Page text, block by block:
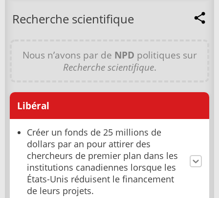
Recherche scientifique
Nous n’avons par de NPD politiques sur
Recherche scientifique.
Libéral
Créer un fonds de 25 millions de
dollars par an pour attirer des
chercheurs de premier plan dans les
institutions canadiennes lorsque les
États-Unis réduisent le financement
de leurs projets.